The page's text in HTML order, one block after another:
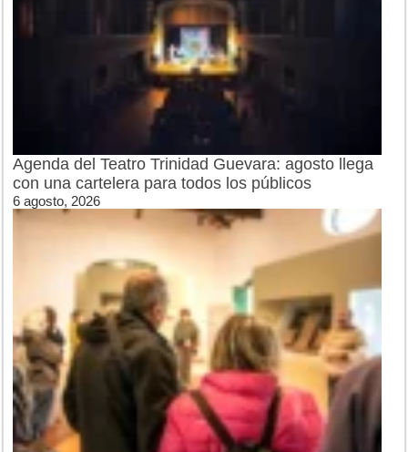
Agenda del Teatro Trinidad Guevara: agosto llega
con una cartelera para todos los públicos
6 agosto, 2026